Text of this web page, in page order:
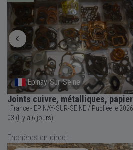
Epinay-Sur-Seine
Joints cuivre, métalliques, papier
France - EPINAY-SUR-SEINE / Publiée le 2026-08-
03 (Il y a 6 jours)
Enchères en direct